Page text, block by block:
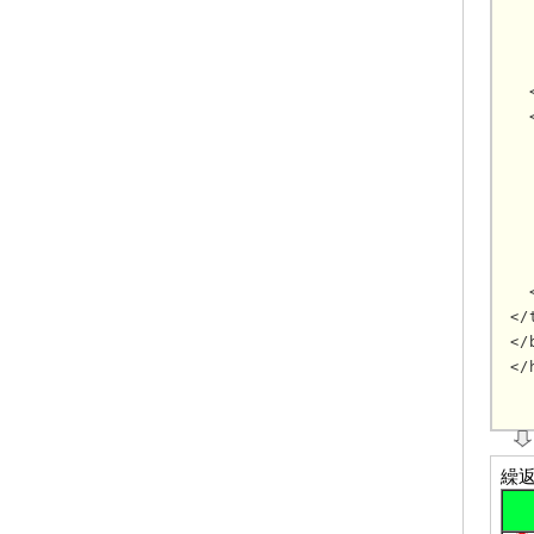
</
</
</